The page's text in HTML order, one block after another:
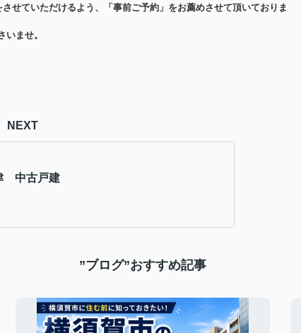
せていただけるよう、「事前ご予約」をお薦めさせて頂いておりま
ませ。
NEXT
中古戸建
”ブログ”おすすめ記事